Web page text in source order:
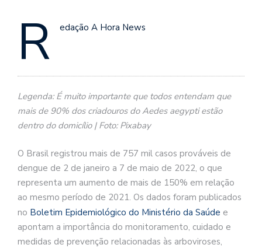
R edação A Hora News
Legenda: É muito importante que todos entendam que
mais de 90% dos criadouros do Aedes aegypti estão
dentro do domicílio | Foto: Pixabay
O Brasil registrou mais de 757 mil casos prováveis de
dengue de 2 de janeiro a 7 de maio de 2022, o que
representa um aumento de mais de 150% em relação
ao mesmo período de 2021. Os dados foram publicados
no Boletim Epidemiológico do Ministério da Saúde e
apontam a importância do monitoramento, cuidado e
medidas de prevenção relacionadas às arboviroses,